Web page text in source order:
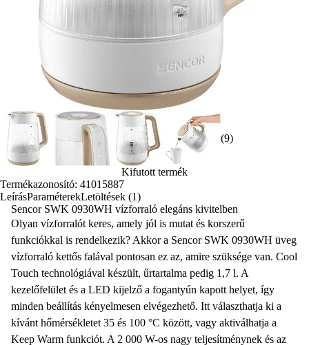
(9)
Kifutott termék
Termékazonosító: 41015887
LeírásParaméterekLetöltések (1)
Sencor SWK 0930WH vízforraló elegáns kivitelben
Olyan vízforralót keres, amely jól is mutat és korszerű
funkciókkal is rendelkezik? Akkor a Sencor SWK 0930WH üveg
vízforraló kettős falával pontosan ez az, amire szüksége van. Cool
Touch technológiával készült, űrtartalma pedig 1,7 l. A
kezelőfelület és a LED kijelző a fogantyún kapott helyet, így
minden beállítás kényelmesen elvégezhető. Itt választhatja ki a
kívánt hőmérsékletet 35 és 100 °C között, vagy aktiválhatja a
Keep Warm funkciót. A 2 000 W-os nagy teljesítménynek és az